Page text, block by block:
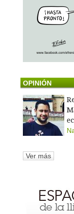
OPINIÓN
Ver más